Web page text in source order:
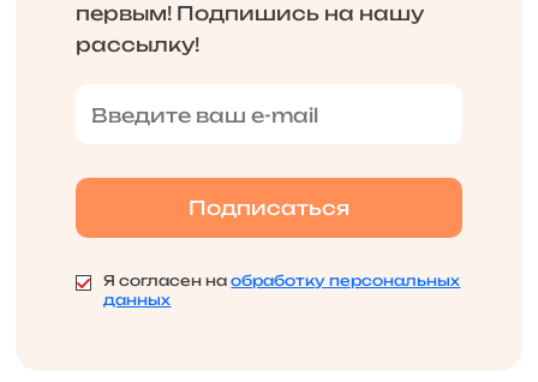
первым! Подпишись на нашу
рассылку!
Я согласен наобработку персональных
данных